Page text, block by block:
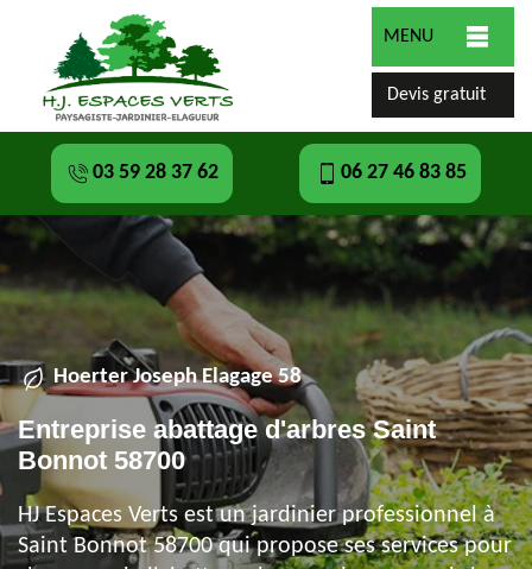
MENU
Devis gratuit
03 59 28 37 62 06 27 46 83 85
Hoerter Joseph Elagage 58
Entreprise abattage d'arbres Saint
Bonnot 58700
HJ Espaces Verts est un jardinier professionnel à
Saint Bonnot 58700 qui propose ses services pour